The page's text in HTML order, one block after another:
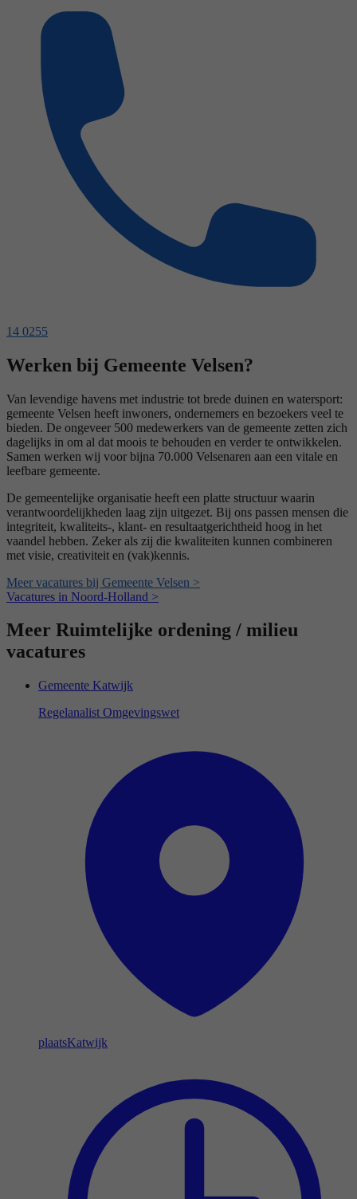
14 0255
Werken bij Gemeente Velsen?
Van levendige havens met industrie tot brede duinen en watersport:
gemeente Velsen heeft inwoners, ondernemers en bezoekers veel te
bieden. De ongeveer 500 medewerkers van de gemeente zetten zich
dagelijks in om al dat moois te behouden en verder te ontwikkelen.
Samen werken wij voor bijna 70.000 Velsenaren aan een vitale en
leefbare gemeente.
De gemeentelijke organisatie heeft een platte structuur waarin
verantwoordelijkheden laag zijn uitgezet. Bij ons passen mensen die
integriteit, kwaliteits-, klant- en resultaatgerichtheid hoog in het
vaandel hebben. Zeker als zij die kwaliteiten kunnen combineren
met visie, creativiteit en (vak)kennis.
Meer vacatures bij Gemeente Velsen >
Vacatures in Noord-Holland >
Meer Ruimtelijke ordening / milieu
vacatures
Gemeente Katwijk
Regelanalist Omgevingswet
plaatsKatwijk